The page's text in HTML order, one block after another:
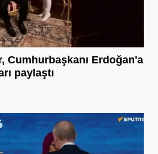
Cumhurbaşkanı Erdoğan'a
paylaştı